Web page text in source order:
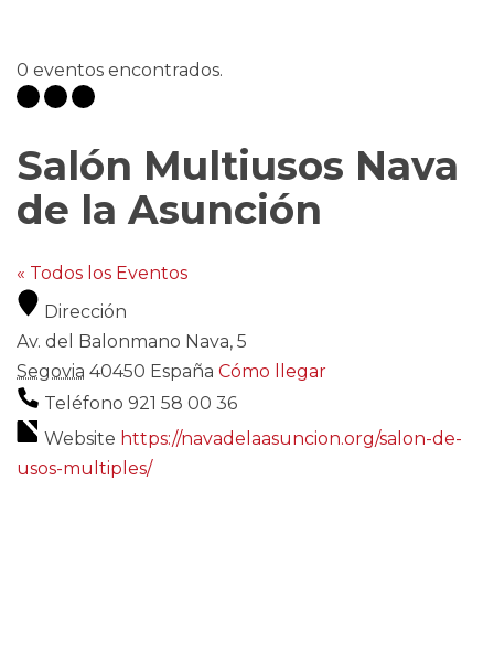
0 eventos encontrados.
Salón Multiusos Nava
de la Asunción
« Todos los Eventos
Dirección
Av. del Balonmano Nava, 5
Segovia 40450 España Cómo llegar
Teléfono 921 58 00 36
Website https://navadelaasuncion.org/salon-de-
usos-multiples/